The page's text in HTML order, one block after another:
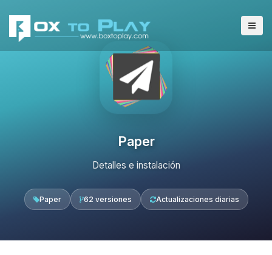
Paper
Detalles e instalación
Paper 62 versiones Actualizaciones diarias